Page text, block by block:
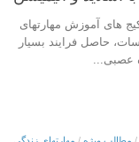
های آموزش مهارتهای
حاصل فرایند بسیار
عصبی...